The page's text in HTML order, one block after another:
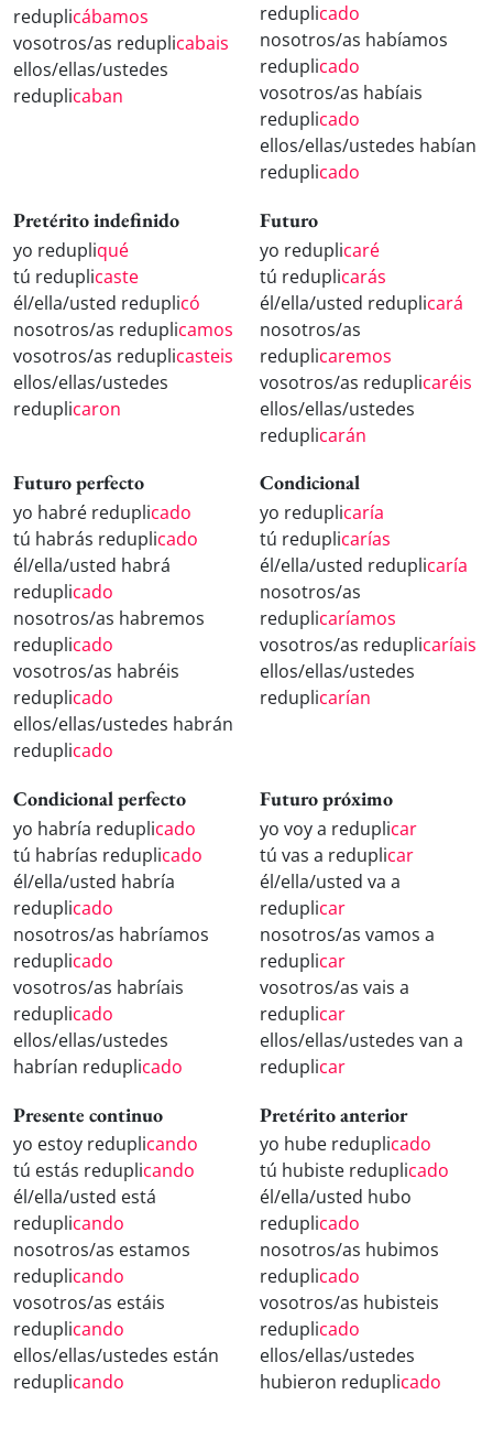
reduplicábamos
vosotros/as reduplicabais
ellos/ellas/ustedes
reduplicaban
reduplicado
nosotros/as habíamos
reduplicado
vosotros/as habíais
reduplicado
ellos/ellas/ustedes habían
reduplicado
Pretérito indefinido
yo redupliqué
tú reduplicaste
él/ella/usted reduplicó
nosotros/as reduplicamos
vosotros/as reduplicasteis
ellos/ellas/ustedes
reduplicaron
Futuro
yo reduplicaré
tú reduplicarás
él/ella/usted reduplicará
nosotros/as
reduplicaremos
vosotros/as reduplicaréis
ellos/ellas/ustedes
reduplicarán
Futuro perfecto
yo habré reduplicado
tú habrás reduplicado
él/ella/usted habrá
reduplicado
nosotros/as habremos
reduplicado
vosotros/as habréis
reduplicado
ellos/ellas/ustedes habrán
reduplicado
Condicional
yo reduplicaría
tú reduplicarías
él/ella/usted reduplicaría
nosotros/as
reduplicaríamos
vosotros/as reduplicaríais
ellos/ellas/ustedes
reduplicarían
Condicional perfecto
yo habría reduplicado
tú habrías reduplicado
él/ella/usted habría
reduplicado
nosotros/as habríamos
reduplicado
vosotros/as habríais
reduplicado
ellos/ellas/ustedes
habrían reduplicado
Futuro próximo
yo voy a reduplicar
tú vas a reduplicar
él/ella/usted va a
reduplicar
nosotros/as vamos a
reduplicar
vosotros/as vais a
reduplicar
ellos/ellas/ustedes van a
reduplicar
Presente continuo
yo estoy reduplicando
tú estás reduplicando
él/ella/usted está
reduplicando
nosotros/as estamos
reduplicando
vosotros/as estáis
reduplicando
ellos/ellas/ustedes están
reduplicando
Pretérito anterior
yo hube reduplicado
tú hubiste reduplicado
él/ella/usted hubo
reduplicado
nosotros/as hubimos
reduplicado
vosotros/as hubisteis
reduplicado
ellos/ellas/ustedes
hubieron reduplicado